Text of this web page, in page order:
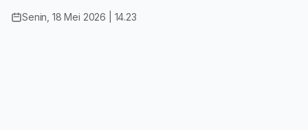
Senin, 18 Mei 2026 | 14.23